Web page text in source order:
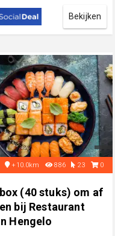
Bekijken
+10.0km 886 23 0
(40 stuks) om af
bij Restaurant
Hengelo